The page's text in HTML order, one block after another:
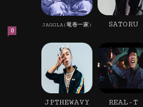
0
JAGGLA(竜巻一家) SATORU
JPTHEWAVY REAL-T